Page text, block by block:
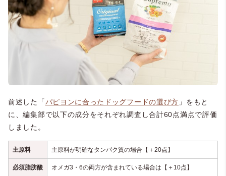
前述した「パピヨンに合ったドッグフードの選び方 」をもと
に、編集部で以下の成分をそれぞれ調査し合計60点満点で評価
しました。
主原料 主原料が明確なタンパク質の場合【＋20点】
必須脂肪酸 オメガ3・6の両方が含まれている場合は【＋10点】